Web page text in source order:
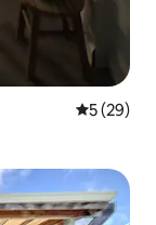
5 (29)